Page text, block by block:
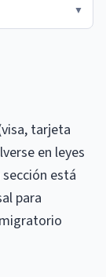
▼
tarjeta
en leyes
está
para